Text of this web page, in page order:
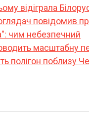
відіграла
повідомив
чим небезпечний
масштабну
полігон поблизу